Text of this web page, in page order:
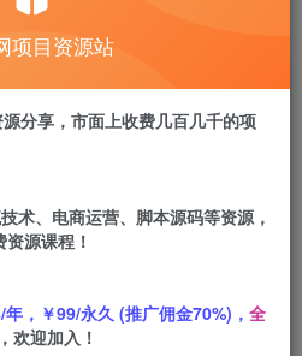
9.9
立即购买
项目资源站
分享，市面上收费几百几千的项
术、电商运营、脚本源码等资源，
源课程！
年，￥99/永久 (推广佣金70%)， 全
欢迎加入！